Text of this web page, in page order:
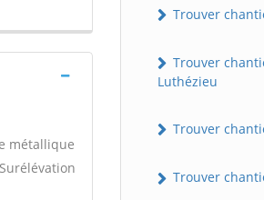
métallique
Trouver
Trouver
Luthézieu
Trouver
Trouver